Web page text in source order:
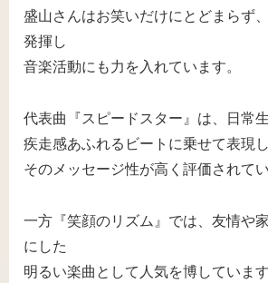
盛山さんはお笑いだけにとどまらず
発揮し
音楽活動にも力を入れています。
代表曲『スピードスター』は、日常
疾走感あふれるビートに乗せて表現し
そのメッセージ性が高く評価されてい
一方『笑顔のリズム』では、友情や
にした
明るい楽曲として人気を博しています